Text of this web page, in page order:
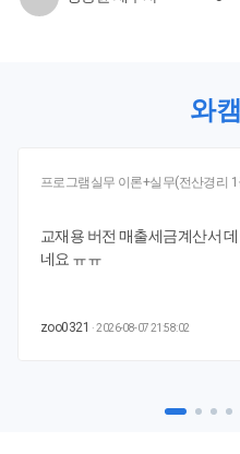
와
프로그램실무 이론+실무(전산경리
교재용 버전 매출세금계산서
네요 ㅠㅠ
zoo0321 · 2026-08-07 21:58:02